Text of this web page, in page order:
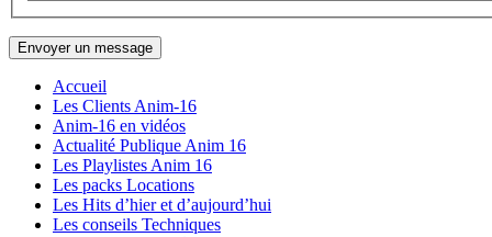
Accueil
Les Clients Anim-16
Anim-16 en vidéos
Actualité Publique Anim 16
Les Playlistes Anim 16
Les packs Locations
Les Hits d’hier et d’aujourd’hui
Les conseils Techniques